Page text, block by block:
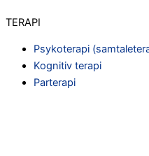
TERAPI
Psykoterapi
Kognitiv terapi
Parterapi